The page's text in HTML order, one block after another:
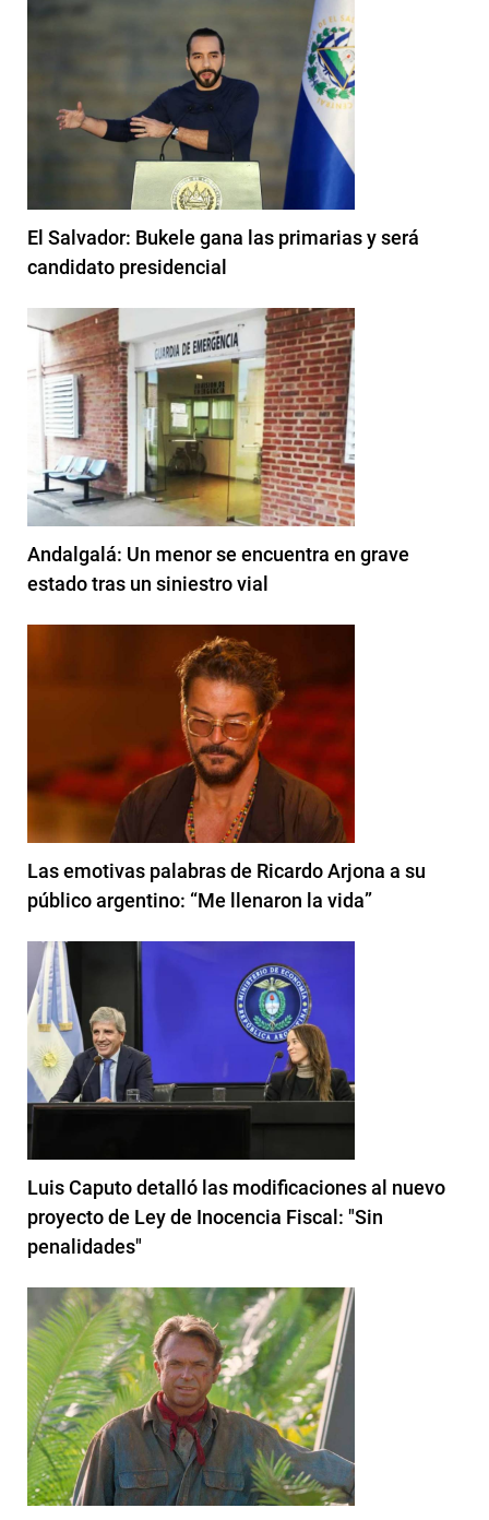
El Salvador: Bukele gana las primarias y será
candidato presidencial
Andalgalá: Un menor se encuentra en grave
estado tras un siniestro vial
Las emotivas palabras de Ricardo Arjona a su
público argentino: “Me llenaron la vida”
Luis Caputo detalló las modificaciones al nuevo
proyecto de Ley de Inocencia Fiscal: "Sin
penalidades"